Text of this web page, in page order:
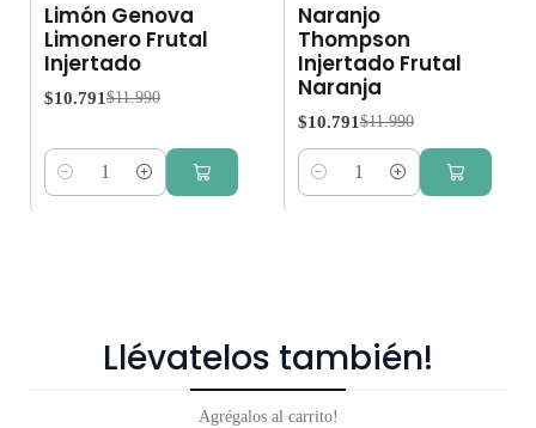
Limón Genova
Limonero Frutal
Injertado
$10.791 $11.990
Cantidad
Naranjo
Thompson
Injertado Frutal
Naranja
$10.791 $11.990
Cantidad
Llévatelos también!
Agrégalos al carrito!